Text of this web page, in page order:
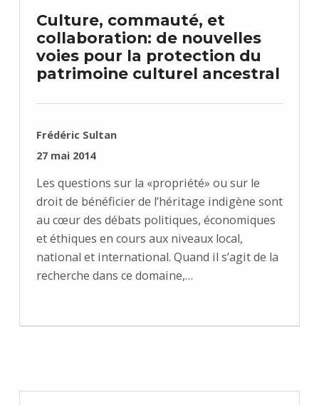
Culture, commauté, et
collaboration: de nouvelles
voies pour la protection du
patrimoine culturel ancestral
RÉDIGÉ PAR :
Frédéric Sultan
PUBLIÉ SUR :
27 mai 2014
Les questions sur la «propriété» ou sur le
droit de bénéficier de l’héritage indigène sont
au cœur des débats politiques, économiques
et éthiques en cours aux niveaux local,
national et international. Quand il s’agit de la
recherche dans ce domaine,…